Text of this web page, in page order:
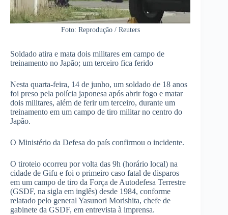
Foto: Reprodução / Reuters
Soldado atira e mata dois militares em campo de
treinamento no Japão; um terceiro fica ferido
Nesta quarta-feira, 14 de junho, um soldado de 18 anos
foi preso pela polícia japonesa após abrir fogo e matar
dois militares, além de ferir um terceiro, durante um
treinamento em um campo de tiro militar no centro do
Japão.
O Ministério da Defesa do país confirmou o incidente.
O tiroteio ocorreu por volta das 9h (horário local) na
cidade de Gifu e foi o primeiro caso fatal de disparos
em um campo de tiro da Força de Autodefesa Terrestre
(GSDF, na sigla em inglês) desde 1984, conforme
relatado pelo general Yasunori Morishita, chefe de
gabinete da GSDF, em entrevista à imprensa.